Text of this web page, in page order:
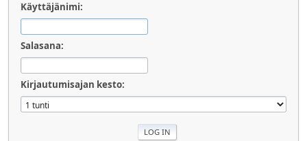
Käyttäjänimi:
Salasana:
Kirjautumisajan kesto: